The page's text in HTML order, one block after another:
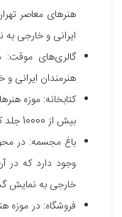
هنرهای معاصر
ایرانی و خارجی
گالری‌های موقت:
هنرمندان ایرانی
کتابخانه: موزه
بیش از 10000 جلد کتاب در زمینه هنر مدرن و معاصر است.
باغ مجسمه: در
وجود دارد که در
خارجی به نمایش
فروشگاه: در موزه